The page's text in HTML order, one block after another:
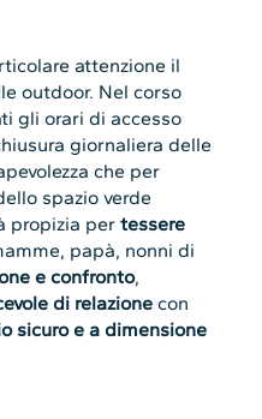
attenzione il
outdoor. Nel corso
gli orari di accesso
giornaliera delle
che per
spazio verde
propizia pertessere
papà, nonni di
e confronto,
di relazione con
sicuro e a dimensione